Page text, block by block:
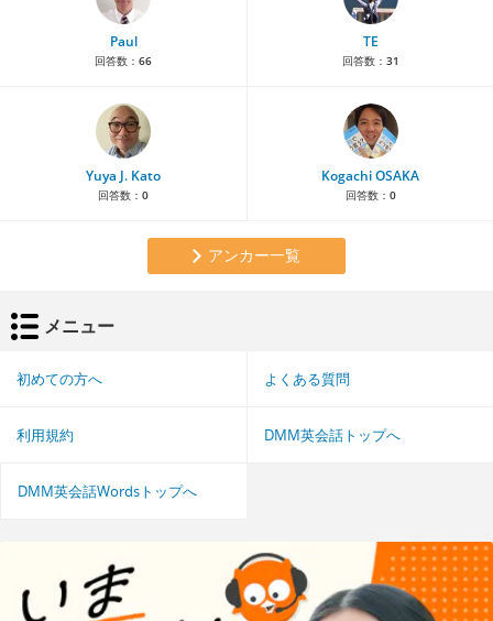
Paul
回答数： 66
TE
回答数： 31
Yuya J. Kato
回答数： 0
Kogachi OSAKA
回答数： 0
アンカー一覧
メニュー
初めての方へ よくある質問
利用規約 DMM英会話トップへ
DMM英会話Wordsトップへ